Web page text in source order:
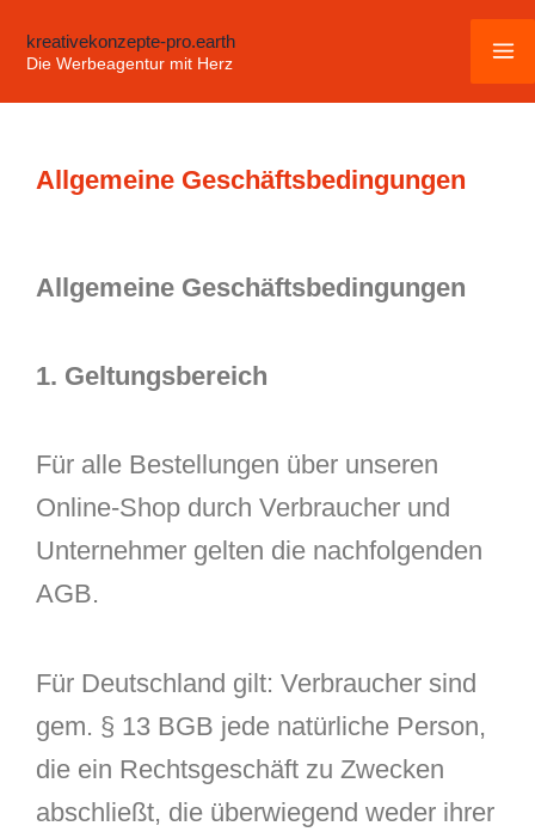
Inhalt
springen
kreativekonzepte-pro.earth
Die Werbeagentur mit Herz
Allgemeine Geschäftsbedingungen
Allgemeine Geschäftsbedingungen
1. Geltungsbereich
Für alle Bestellungen über unseren
Online-Shop durch Verbraucher und
Unternehmer gelten die nachfolgenden
AGB.
Für Deutschland gilt: Verbraucher sind
gem. § 13 BGB jede natürliche Person,
die ein Rechtsgeschäft zu Zwecken
abschließt, die überwiegend weder ihrer